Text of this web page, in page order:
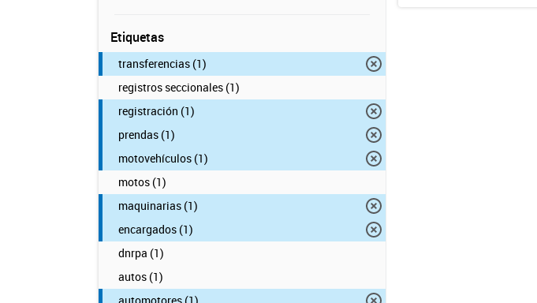
Etiquetas
transferencias (1)
registros seccionales (1)
registración (1)
prendas (1)
motovehículos (1)
motos (1)
maquinarias (1)
encargados (1)
dnrpa (1)
autos (1)